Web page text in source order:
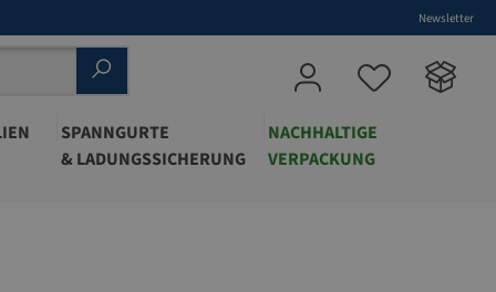
Newsletter
SPANNGURTE
& LADUNGSSICHERUNG
NACHHALTIGE
VERPACKUNG